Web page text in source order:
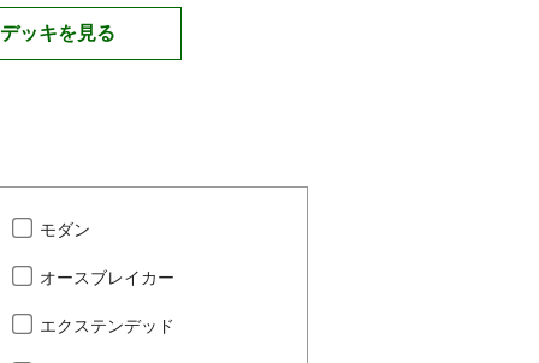
ッキを見る
モダン
オースブレイカー
エクステンデッド